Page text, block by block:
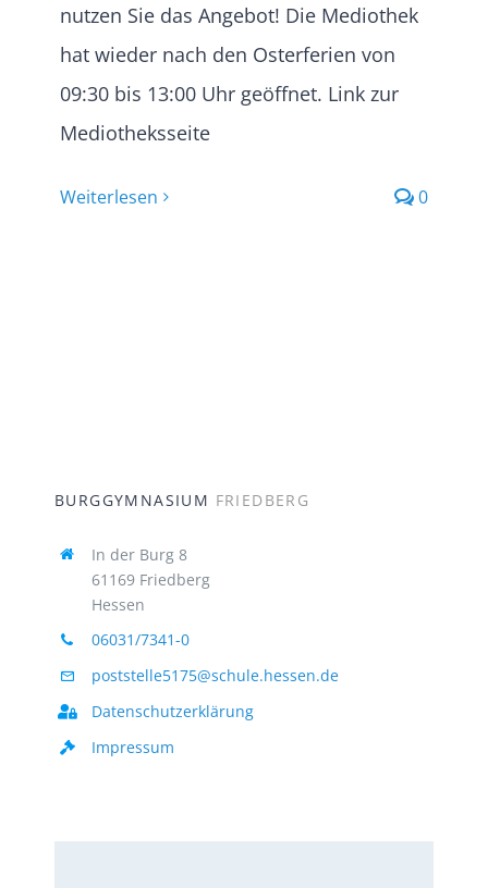
nutzen Sie das Angebot! Die Mediothek
hat wieder nach den Osterferien von
09:30 bis 13:00 Uhr geöffnet. Link zur
Mediotheksseite
Weiterlesen 0
BURGGYMNASIUM FRIEDBERG
In der Burg 8
61169 Friedberg
Hessen
06031/7341-0
poststelle5175@schule.hessen.de
Datenschutzerklärung
Impressum